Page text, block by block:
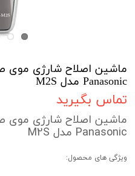
ماشین اصلاح شارژی موی
Panasonic مدل M2S
تماس بگیرید
ماشین اصلاح شارژی موی
Panasonic مدل M2S
ویژگی های محصول: